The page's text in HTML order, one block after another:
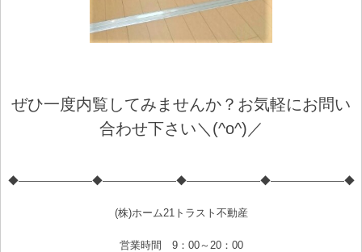
ぜひ一度内覧してみませんか？お気軽にお問い
合わせ下さい＼(^o^)／
◆―――――――◆―――――――◆―――――――◆―――――――◆
(株)ホーム21トラスト不動産
営業時間 9：00～20：00